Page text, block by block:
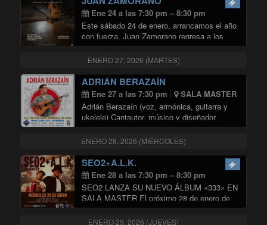
Ene 24 a las 7:30 pm – 8:30 pm
Este sábado 24 de enero, arrancamos el año
con fuerza. Juan Zamorano regresa a los
escenarios para dar el vamos a su cartelera
2026 en uno de los espacios con mejor
acústica de la capital: …
Continuar leyendo
ENERO 27, 2026 (MARTES)
ADRIÁN BERAZAÍN
Ene 27 a las 7:30 pm
SALA MASTER
Adrián Berazaín (voz, armónica, guitarra y
ukelele) Cantautor, músico y diseñador
gráfico, es un importante exponente de la
joven canción contemporánea en Cuba. Se
presenta en los escenarios liderando su
banda o de manera más …
Continuar leyendo "ADRIÁN BERAZAÍN"
ENERO 28, 2026 (MIÉRCOLES)
SEO2+A.L.K.
Ene 28 a las 7:30 pm – 8:30 pm
SEO2 LANZA SU NUEVO ÁLBUM «333» EN
SALA MASTER El próximo 28 de enero de
2026, el destacado MC nacional Seo2
presentará en vivo su álbum “333” en Sala
ENERO 29, 2026 (JUEVES)